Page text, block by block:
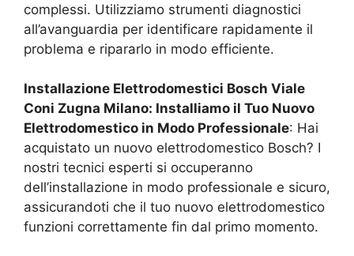
complessi. Utilizziamo strumenti diagnostici
all’avanguardia per identificare rapidamente il
problema e ripararlo in modo efficiente.
Installazione Elettrodomestici Bosch Viale
Coni Zugna Milano: Installiamo il Tuo Nuovo
Elettrodomestico in Modo Professionale: Hai
acquistato un nuovo elettrodomestico Bosch? I
nostri tecnici esperti si occuperanno
dell’installazione in modo professionale e sicuro,
assicurandoti che il tuo nuovo elettrodomestico
funzioni correttamente fin dal primo momento.